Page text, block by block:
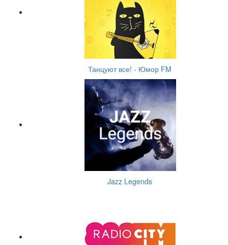
Танцуют все! - Юмор FM
Jazz Legends